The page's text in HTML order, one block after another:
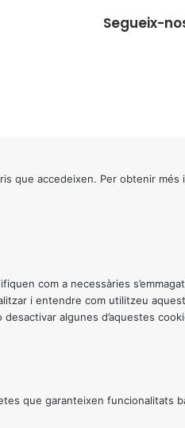
Segueix-
que accedeixen. Per obtenir més
com a necessàries
i entendre com utilitzeu
algunes d’aquestes
que garanteixen funcionalitats